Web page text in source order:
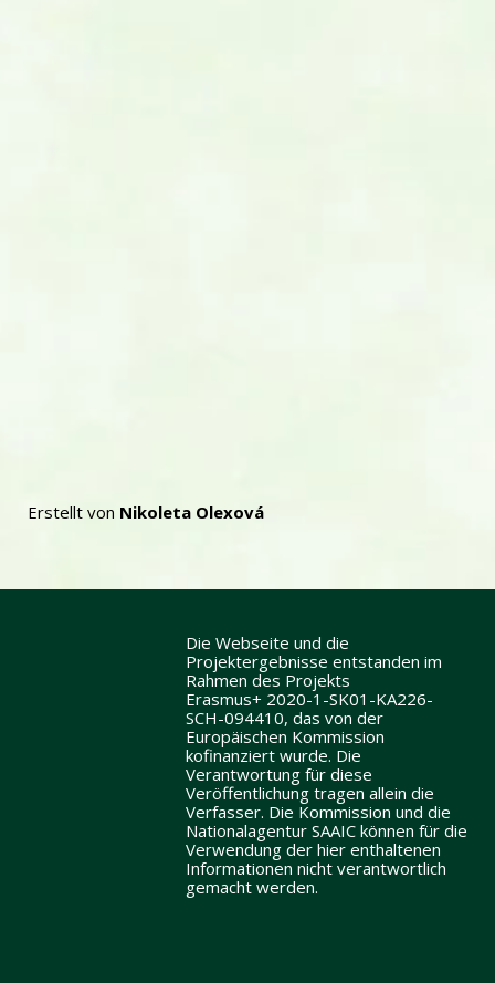
Erstellt von Nikoleta Olexová
Die Webseite und die
Projektergebnisse entstanden im
Rahmen des Projekts
Erasmus+ 2020-1-SK01-KA226-
SCH-094410, das von der
Europäischen Kommission
kofinanziert wurde. Die
Verantwortung für diese
Veröffentlichung tragen allein die
Verfasser. Die Kommission und die
Nationalagentur SAAIC können für die
Verwendung der hier enthaltenen
Informationen nicht verantwortlich
gemacht werden.